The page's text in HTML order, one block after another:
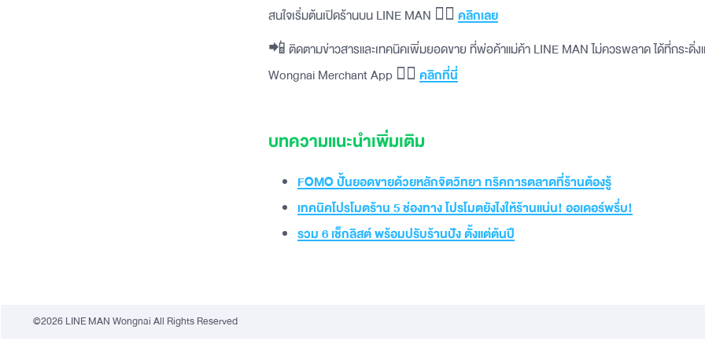
สนใจเริ่มต้นเปิดร้านบน LINE MAN 👉🏻 คลิกเลย
📲 ติดตามข่าวสารและเทคนิคเพิ่มยอดขาย ที่พ่อค้าแม่ค้า LINE MAN ไม่ควรพลาด ได้ที่กระดิ่ง
Wongnai Merchant App 👉🏻 คลิกที่นี่
บทความแนะนำเพิ่มเติม
FOMO ปั้นยอดขายด้วยหลักจิตวิทยา ทริคการตลาดที่ร้านต้องรู้
เทคนิคโปรโมตร้าน 5 ช่องทาง โปรโมตยังไงให้ร้านแน่น! ออเดอร์พรึ่บ!
รวม 6 เช็กลิสต์ พร้อมปรับร้านปัง ตั้งแต่ต้นปี
©2026 LINE MAN Wongnai All Rights Reserved